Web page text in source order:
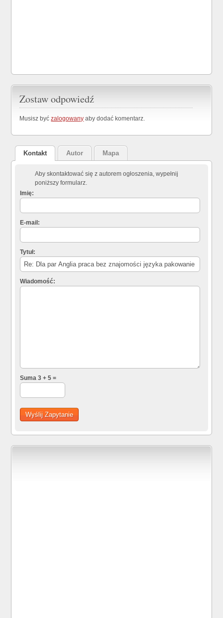
Zostaw odpowiedź
Musisz byćzalogowany aby dodać komentarz.
Kontakt Autor Mapa
Aby skontaktować się z autorem ogłoszenia, wypełnij
poniższy formularz.
Imię:
E-mail:
Tytuł:
Wiadomość:
Suma 3 + 5 =